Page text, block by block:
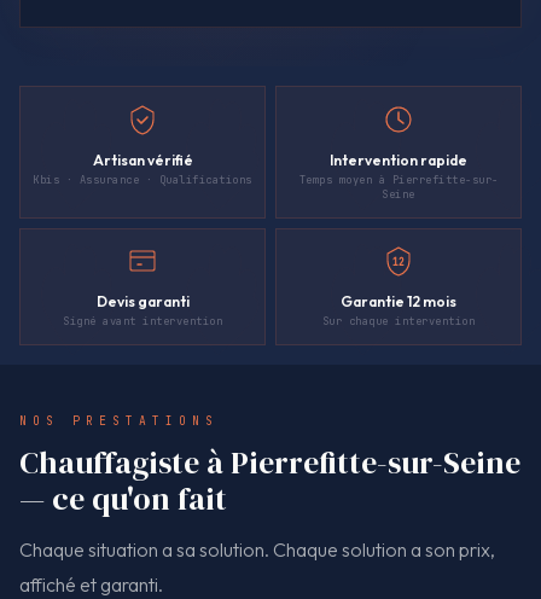
Artisan vérifié
Kbis · Assurance · Qualifications
Intervention rapide
Temps moyen à Pierrefitte-sur-
Seine
Devis garanti
Signé avant intervention
12
Garantie 12 mois
Sur chaque intervention
NOS PRESTATIONS
Chauffagiste à Pierrefitte-sur-Seine
— ce qu'on fait
Chaque situation a sa solution. Chaque solution a son prix,
affiché et garanti.